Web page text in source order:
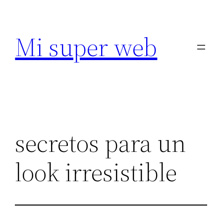
contenido
Mi super web
secretos para un
look irresistible